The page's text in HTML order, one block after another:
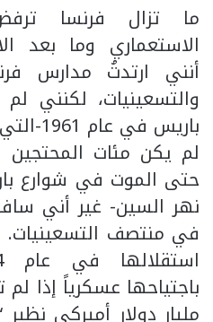
ما تزال فرنسا
الاستعماري وما بعد
أنني ارتدتُ مدارس
والتسعينيات، لكنني
باريس
لم يكن مئات المحتجين
حتى الموت في شوارع
نهر السين- غير أني
في منتصف التسعينيات.
مليار دولار أميركي